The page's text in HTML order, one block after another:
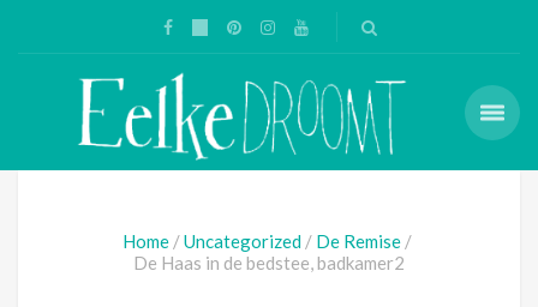
Home Uncategorized
De Remise
De Haas in de bedstee, badkamer2